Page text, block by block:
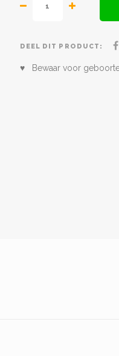
DEEL DIT PRODUCT:
♥ Bewaar voor